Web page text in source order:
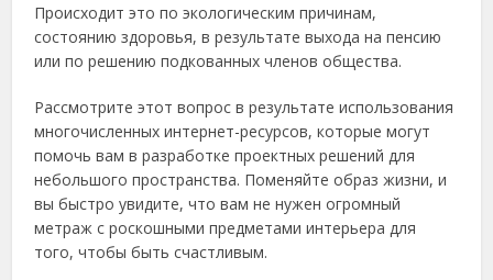
Происходит это по экологическим причинам,
состоянию здоровья, в результате выхода на пенсию
или по решению подкованных членов общества.
Рассмотрите этот вопрос в результате использования
многочисленных интернет-ресурсов, которые могут
помочь вам в разработке проектных решений для
небольшого пространства. Поменяйте образ жизни, и
вы быстро увидите, что вам не нужен огромный
метраж с роскошными предметами интерьера для
того, чтобы быть счастливым.